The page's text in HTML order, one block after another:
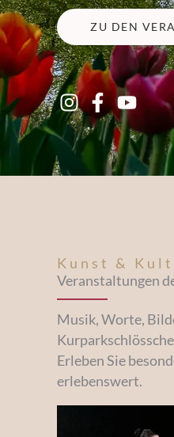
ZU DEN
Kunst &
Veranstaltungen
Musik, Worte,
Erleben Sie
erlebenswert.